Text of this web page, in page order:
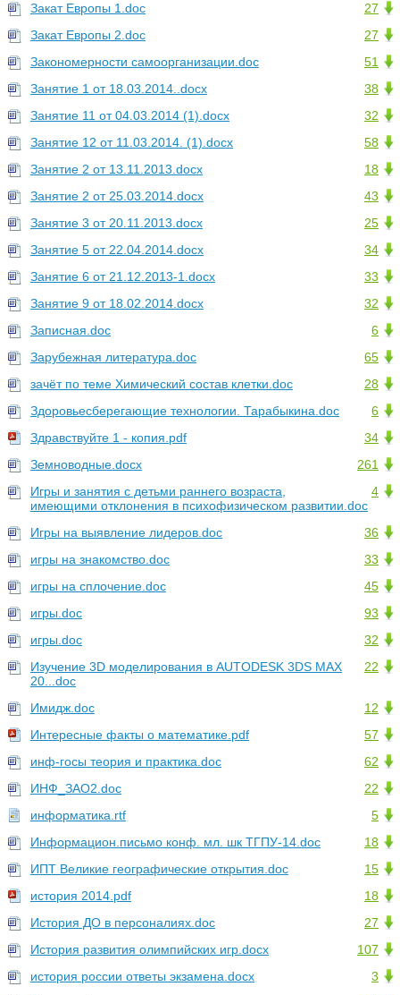
27
Закат Европы 1.doc
27
Закат Европы 2.doc
51
Закономерности самоорганизации.doc
38
Занятие 1 от 18.03.2014..docx
32
Занятие 11 от 04.03.2014 (1).docx
58
Занятие 12 от 11.03.2014. (1).docx
18
Занятие 2 от 13.11.2013.docx
43
Занятие 2 от 25.03.2014.docx
25
Занятие 3 от 20.11.2013.docx
34
Занятие 5 от 22.04.2014.docx
33
Занятие 6 от 21.12.2013-1.docx
32
Занятие 9 от 18.02.2014.docx
6
Записная.doc
65
Зарубежная литература.doc
28
зачёт по теме Химический состав клетки.doc
6
Здоровьесберегающие технологии. Тарабыкина.doc
34
Здравствуйте 1 - копия.pdf
261
Земноводные.docx
4
Игры и занятия с детьми раннего возраста,
имеющими отклонения в психофизическом развитии.doc
36
Игры на выявление лидеров.doc
33
игры на знакомство.doc
45
игры на сплочение.doc
93
игры.doc
32
игры.doc
22
Изучение 3D моделирования в AUTODESK 3DS MAX
20...doc
12
Имидж.doc
57
Интересные факты о математике.pdf
62
инф-госы теория и практика.doc
22
ИНФ_ЗАО2.doc
5
информатика.rtf
18
Информацион.письмо конф. мл. шк ТГПУ-14.doc
15
ИПТ Великие географические открытия.doc
18
история 2014.pdf
27
История ДО в персоналиях.doc
107
История развития олимпийских игр.docx
3
история россии ответы экзамена.docx